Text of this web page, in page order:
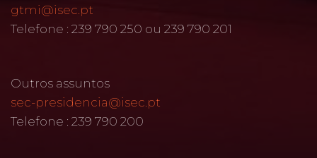
gtmi@isec.pt
Telefone : 239 790 250 ou 239 790 201
Outros assuntos
sec-presidencia@isec.pt
Telefone : 239 790 200